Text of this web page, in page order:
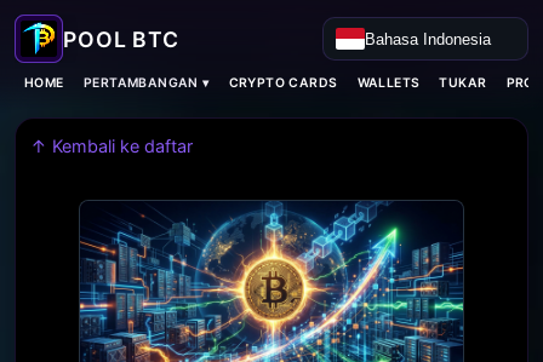
Bahasa Indonesia
HOME PERTAMBANGAN ▾ CRYPTO CARDS WALLETS TUKAR
↑ Kembali ke daftar